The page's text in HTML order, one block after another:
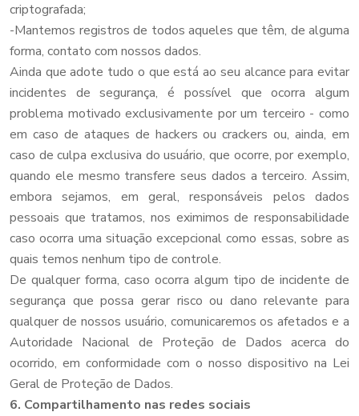
criptografada;
-Mantemos registros de todos aqueles que têm, de alguma
forma, contato com nossos dados.
Ainda que adote tudo o que está ao seu alcance para evitar
incidentes de segurança, é possível que ocorra algum
problema motivado exclusivamente por um terceiro - como
em caso de ataques de hackers ou crackers ou, ainda, em
caso de culpa exclusiva do usuário, que ocorre, por exemplo,
quando ele mesmo transfere seus dados a terceiro. Assim,
embora sejamos, em geral, responsáveis pelos dados
pessoais que tratamos, nos eximimos de responsabilidade
caso ocorra uma situação excepcional como essas, sobre as
quais temos nenhum tipo de controle.
De qualquer forma, caso ocorra algum tipo de incidente de
segurança que possa gerar risco ou dano relevante para
qualquer de nossos usuário, comunicaremos os afetados e a
Autoridade Nacional de Proteção de Dados acerca do
ocorrido, em conformidade com o nosso dispositivo na Lei
Geral de Proteção de Dados.
6. Compartilhamento nas redes sociais